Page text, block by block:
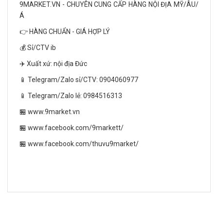
9MARKET.VN - CHUYÊN CUNG CẤP HÀNG NỘI ĐỊA MỸ/ÂU/
Á
👉 HÀNG CHUẨN - GIÁ HỢP LÝ
💰 Sỉ/CTV ib
✈️ Xuất xứ: nội địa Đức
📱 Telegram/Zalo sỉ/CTV: 0904060977
📱 Telegram/Zalo lẻ: 0984516313
🏪 www.9market.vn
🏪 www.facebook.com/9markett/
🏪 www.facebook.com/thuvu9market/